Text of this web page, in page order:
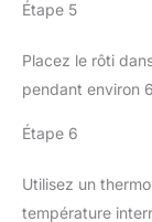
Étape 5
Placez le rôti
pendant environ
Étape 6
Utilisez un
température